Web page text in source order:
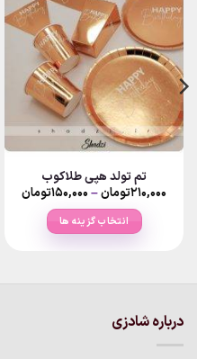
تم تولد هپی طلاکوب
۲۱۰,۰۰۰تومان–۱۵۰,۰۰۰تومانPrice
انتخاب گزینه ها
درباره شادزی